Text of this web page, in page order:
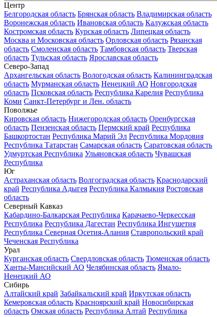
Центр
Белгородская область Брянская область Владимирская область
Воронежская область Ивановская область Калужская область
Костромская область Курская область Липецкая область
Москва и Московская область Орловская область Рязанская
область Смоленская область Тамбовская область Тверская
область Тульская область Ярославская область
Северо-Запад
Архангельская область Вологодская область Калининградская
область Мурманская область Ненецкий АО Новгородская
область Псковская область Республика Карелия Республика
Коми Санкт-Петербург и Лен. область
Поволжье
Кировская область Нижегородская область Оренбургская
область Пензенская область Пермский край Республика
Башкортостан Республика Марий Эл Республика Мордовия
Республика Татарстан Самарская область Саратовская область
Удмуртская Республика Ульяновская область Чувашская
Республика
Юг
Астраханская область Волгоградская область Краснодарский
край Республика Адыгея Республика Калмыкия Ростовская
область
Северный Кавказ
Кабардино-Балкарская Республика Карачаево-Черкесская
Республика Республика Дагестан Республика Ингушетия
Республика Северная Осетия-Алания Ставропольский край
Чеченская Республика
Урал
Курганская область Свердловская область Тюменская область
Ханты-Мансийский АО Челябинская область Ямало-
Ненецкий АО
Сибирь
Алтайский край Забайкальский край Иркутская область
Кемеровская область Красноярский край Новосибирская
область Омская область Республика Алтай Республика